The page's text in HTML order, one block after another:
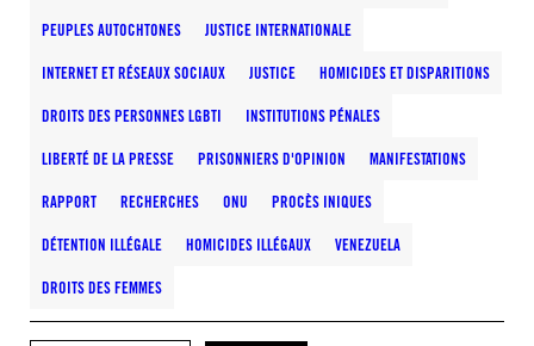
PEUPLES AUTOCHTONES JUSTICE INTERNATIONALE
INTERNET ET RÉSEAUX SOCIAUX JUSTICE HOMICIDES ET DISPARITIONS
DROITS DES PERSONNES LGBTI INSTITUTIONS PÉNALES
LIBERTÉ DE LA PRESSE PRISONNIERS D'OPINION MANIFESTATIONS
RAPPORT RECHERCHES ONU PROCÈS INIQUES
DÉTENTION ILLÉGALE HOMICIDES ILLÉGAUX VENEZUELA
DROITS DES FEMMES